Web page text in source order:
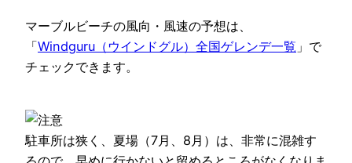
マーブルビーチの風向・風速の予想は、
「Windguru（ウインドグル）全国ゲレンデ一覧 」で
チェックできます。
駐車所は狭く、夏場（7月、8月）は、非常に混雑す